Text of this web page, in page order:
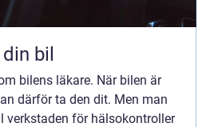
bil
bilens läkare. När bilen är
därför ta den dit. Men man
verkstaden för hälsokontroller